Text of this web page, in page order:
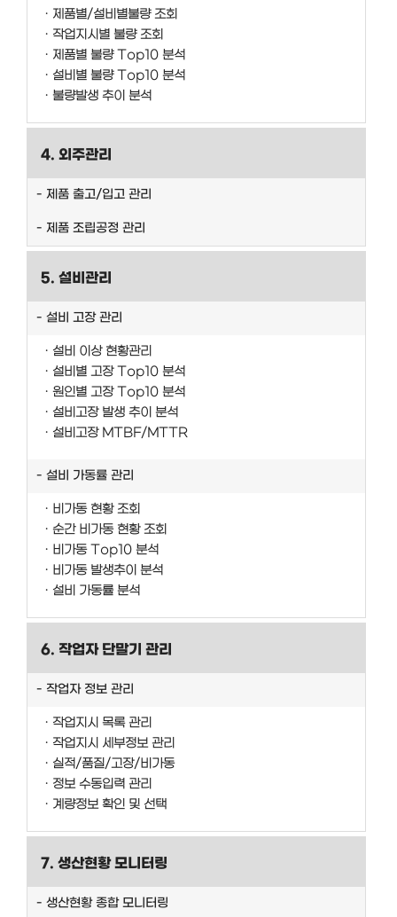
제품별/설비별불량 조회
작업지시별 불량 조회
제품별 불량 Top10 분석
설비별 불량 Top10 분석
불량발생 추이 분석
4. 외주관리
제품 출고/입고 관리
제품 조립공정 관리
5. 설비관리
설비 고장 관리
설비 이상 현황관리
설비별 고장 Top10 분석
원인별 고장 Top10 분석
설비고장 발생 추이 분석
설비고장 MTBF/MTTR
설비 가동률 관리
비가동 현황 조회
순간 비가동 현황 조회
비가동 Top10 분석
비가동 발생추이 분석
설비 가동률 분석
6. 작업자 단말기 관리
작업자 정보 관리
작업지시 목록 관리
작업지시 세부정보 관리
실적/품질/고장/비가동
정보 수동입력 관리
계량정보 확인 및 선택
7. 생산현황 모니터링
생산현황 종합 모니터링